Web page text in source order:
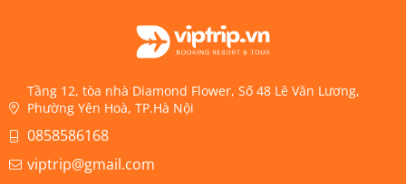
Tầng 12, tòa nhà Diamond Flower, Số 48 Lê Văn Lương,
Phường Yên Hoà, TP.Hà Nội
0858586168
viptrip@gmail.com